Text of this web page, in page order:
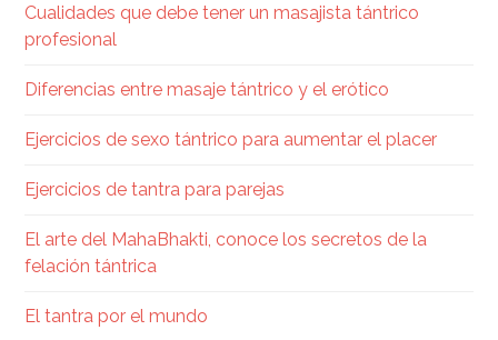
Cualidades que debe tener un masajista tántrico
profesional
Diferencias entre masaje tántrico y el erótico
Ejercicios de sexo tántrico para aumentar el placer
Ejercicios de tantra para parejas
El arte del MahaBhakti, conoce los secretos de la
felación tántrica
El tantra por el mundo